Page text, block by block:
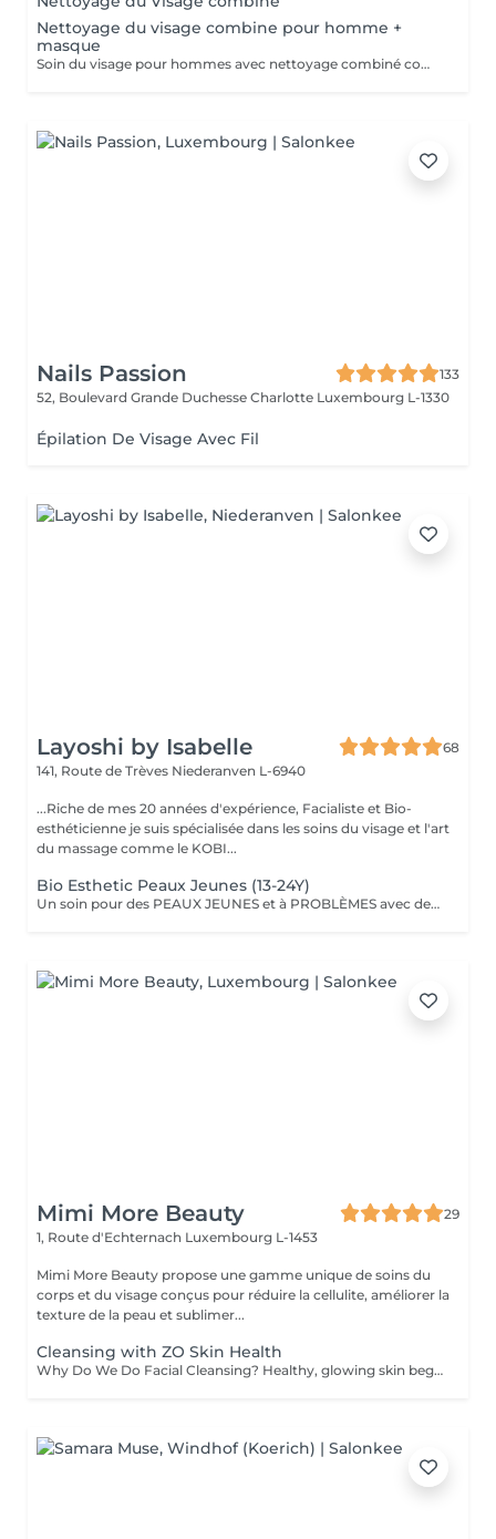
Nettoyage du visage combine pour homme +
masque
Soin du visage pour hommes avec nettoyage combiné comprenant nettoyage en profondeur, exfoliation, extraction des impuretés, purification de la peau et application d'un masque adapté au type de peau. Le soin aide à éliminer les points noirs, l'excès de sébum et les cellules mortes, tout en hydratant et apaisant la peau. Idéal pour nettoyer la peau en profondeur, améliorer son apparence et retrouver une peau fraîche, propre et soignée.
Nails Passion
133
52, Boulevard Grande Duchesse Charlotte Luxembourg L-1330
Épilation De Visage Avec Fil
Layoshi by Isabelle
68
141, Route de Trèves Niederanven L-6940
...Riche de mes 20 années d'expérience, Facialiste et Bio-
esthéticienne je suis spécialisée dans les soins du visage et l'art
du massage comme le KOBI...
Bio Esthetic Peaux Jeunes (13-24Y)
Un soin pour des PEAUX JEUNES et à PROBLÈMES avec des produits 100% BIO (anti inflammatoire, calmant et cicatrisant). L'accent est mis sur le nettoyage avec désincrustation profonde des impuretés.
Mimi More Beauty
29
1, Route d'Echternach Luxembourg L-1453
Mimi More Beauty propose une gamme unique de soins du
corps et du visage conçus pour réduire la cellulite, améliorer la
texture de la peau et sublimer...
Cleansing with ZO Skin Health
Why Do We Do Facial Cleansing? Healthy, glowing skin begins with proper cleansing. A professional facial cleansing goes beyond everyday washing, targeting impurities and buildup that regular skincare can't reach. Benefits of Facial Cleansing: - Removes dirt, excess oil, and dead skin cells - Unclogs pores and prevents breakouts - Stimulates blood circulation and skin renewal - Prepares the skin to absorb nourishing products more effectively - Leaves the complexion fresh, smooth, and radiant We perform every facial cleansing using premium ZO Skin Health formulas by Dr. Zein Obagi, providing medical-quality skincare with visible improvements. Recommended age: Facial cleansing is suitable for both women and men starting from the age of 12-15, when the skin often begins to experience excess oil and clogged pores. It is also highly beneficial for adults seeking to maintain healthy, radiant, and youthful-looking skin. Contraindications: Facial cleansing is not recommended in cases of: - Active skin infections or inflammation - Severe acne in the acute stage - Open wounds, cuts, or burns on the face - Skin allergies or individual intolerance to treatment ingredients - Certain dermatological or systemic conditions (consultation required) Before your session, our specialist will carefully assess your skin and offer the most effective treatment for you.